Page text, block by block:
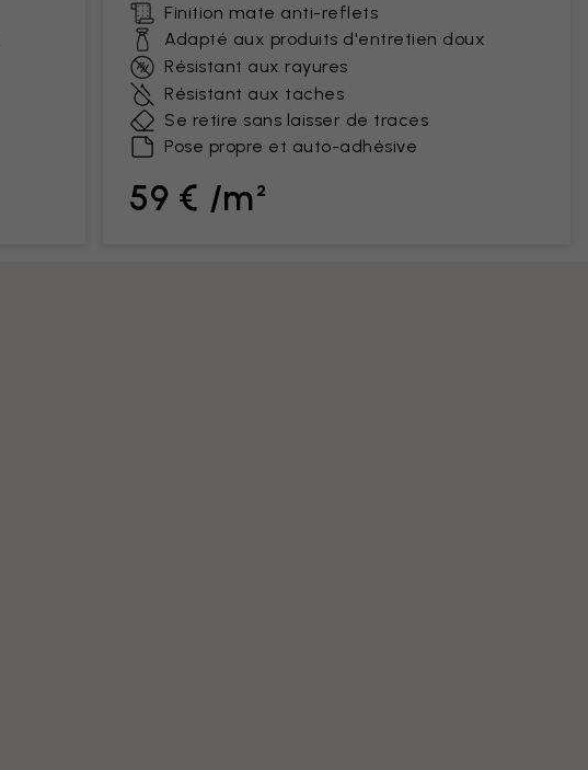
Finition mate anti-reflets
Adapté aux produits d'entretien doux
Résistant aux rayures
Résistant aux taches
Se retire sans laisser de traces
Pose propre et auto-adhésive
59 € /m²